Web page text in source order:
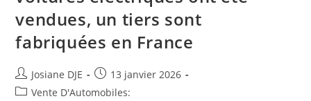
Le
Juin
2010|Issy-
Les-
TIRU
À
Issy-
vendues, un tiers sont
fabriquées en France
Auteur/autrice
de
Josiane DJE
Post
published:
13 janvier 2026
PostVente D'Automobiles: